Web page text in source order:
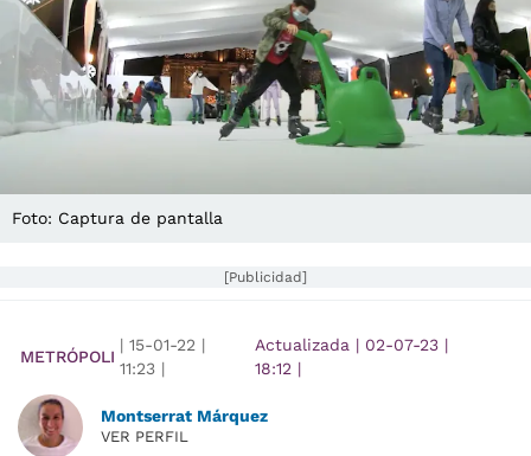
Foto: Captura de pantalla
[Publicidad]
METRÓPOLI
| 15-01-22 |
11:23 |
Actualizada | 02-07-23 |
18:12 |
Montserrat Márquez
VER PERFIL